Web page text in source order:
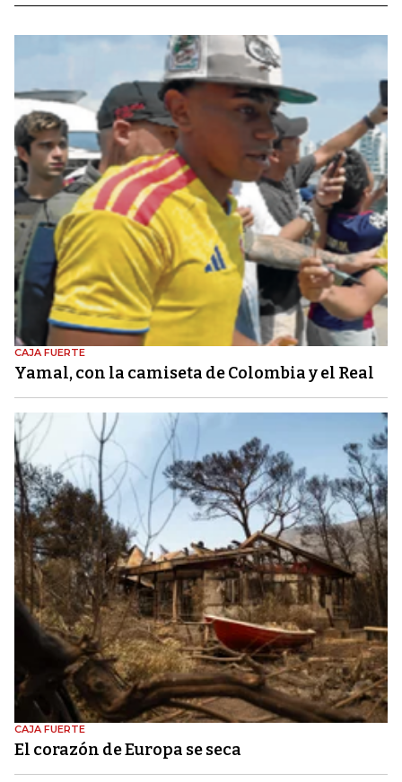
CAJA FUERTE
Yamal, con la camiseta de Colombia y el Real
CAJA FUERTE
El corazón de Europa se seca